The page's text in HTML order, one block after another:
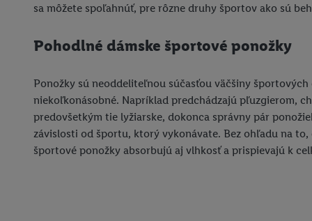
sa môžete spoľahnúť, pre rôzne druhy športov ako sú
Pohodlné dámske športové ponožky
Ponožky sú neoddeliteľnou súčasťou väčšiny
niekoľkonásobné. Napríklad predchádzajú pľuzgierom,
predovšetkým tie lyžiarske, dokonca správny pár
závislosti od športu, ktorý vykonávate. Bez ohľadu na
športové ponožky absorbujú aj vlhkosť a prispievajú k